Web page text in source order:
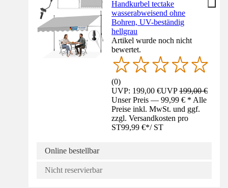
Handkurbel tectake
wasserabweisend ohne
Bohren, UV-beständig
hellgrau
Artikel wurde noch nicht
bewertet.
(0)
UVP: 199,00 €UVP199,00 €
Unser Preis — 99,99 € * Alle
Preise inkl. MwSt. und ggf.
zzgl. Versandkosten pro
ST99,99 €*/ ST
Online bestellbar
Nicht reservierbar